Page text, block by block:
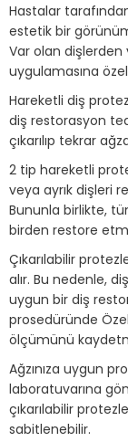
Hastalar
estetik bir
Var olan
uygulamasına özel
Hareketli diş
diş restorasyon
çıkarılıp tekrar
2 tip hareketli
veya ayrık dişleri
Bununla birlikte,
birden restore
Çıkarılabilir
alır. Bu nedenle,
uygun bir diş
prosedüründe Özel
ölçümünü
Ağzınıza uygun
laboratuvarına
çıkarılabilir
sabitlenebilir.